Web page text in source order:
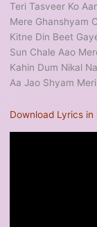
Teri Tasveer Ko
Mere Ghanshyam
Kitne Din Beet
Sun Chale Aao
Kahin Dum Nikal
Aa Jao Shyam
Download Lyrics in